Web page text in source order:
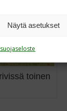
Näytä asetukset
toinen